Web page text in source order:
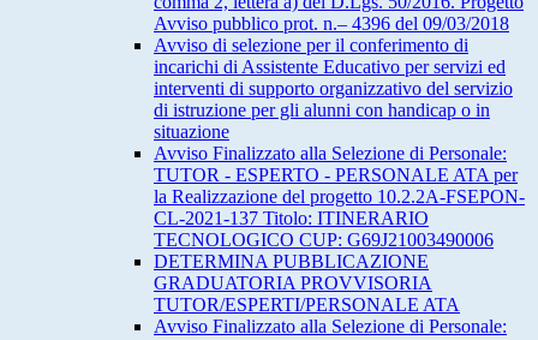
Avviso pubblico prot. n.– 4396 del 09/03/2018
Avviso di selezione per il conferimento di
incarichi di Assistente Educativo per servizi ed
interventi di supporto organizzativo del servizio
di istruzione per gli alunni con handicap o in
situazione
Avviso Finalizzato alla Selezione di Personale:
TUTOR - ESPERTO - PERSONALE ATA per
la Realizzazione del progetto 10.2.2A-FSEPON-
CL-2021-137 Titolo: ITINERARIO
TECNOLOGICO CUP: G69J21003490006
DETERMINA PUBBLICAZIONE
GRADUATORIA PROVVISORIA
TUTOR/ESPERTI/PERSONALE ATA
Avviso Finalizzato alla Selezione di Personale: